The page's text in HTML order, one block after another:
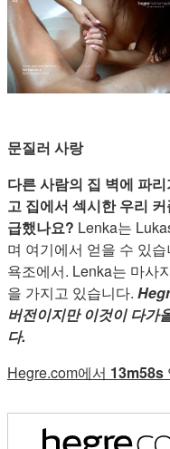
문질러 사랑
다른 사람의 집 벽에 파
고 집에서 섹시한 우리
급했나요? Lenka는
며 여기에서 얻을 수 있
욕조에서. Lenka는 마사
을 가지고 있습니다.
버전이지만 이것이 다가
다.
Hegre.com에서 13m58s